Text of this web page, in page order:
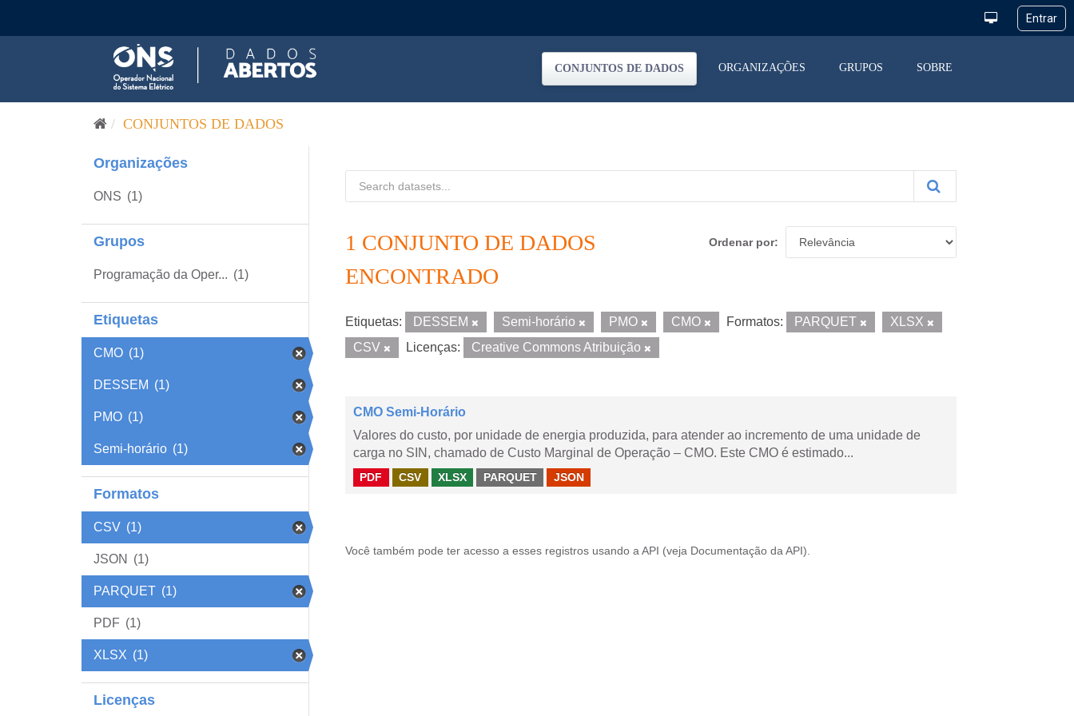
CONJUNTOS DE DADOS ORGANIZAÇÕES GRUPOS SOBRE
CONJUNTOS DE DADOS
Organizações
ONS (1)
Grupos
Programação da Oper... (1)
Etiquetas
CMO (1)
DESSEM (1)
PMO (1)
Semi-horário (1)
Formatos
CSV (1)
JSON (1)
PARQUET (1)
PDF (1)
XLSX (1)
Licenças
Ordenar por
1 CONJUNTO DE DADOS
ENCONTRADO
Etiquetas: DESSEM Semi-horário PMO CMO Formatos: PARQUET
XLSX
CSV
Licenças: Creative Commons Atribuição
CMO Semi-Horário
Valores do custo, por unidade de energia produzida, para atender ao incremento de uma unidade de
carga no SIN, chamado de Custo Marginal de Operação – CMO. Este CMO é estimado...
PDF CSV XLSX PARQUET JSON
Você também pode ter acesso a esses registros usando a API (veja Documentação da API ).